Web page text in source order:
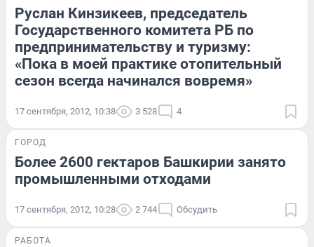
Руслан Кинзикеев, председатель
Государственного комитета РБ по
предпринимательству и туризму:
«Пока в моей практике отопительный
сезон всегда начинался вовремя»
17 сентября, 2012, 10:38 3 528 4
ГОРОД
Более 2600 гектаров Башкирии занято
промышленными отходами
17 сентября, 2012, 10:28 2 744 Обсудить
РАБОТА